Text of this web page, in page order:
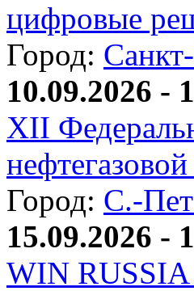
цифровые
Город:
10.09.2026 -
XII
Город: С.-
15.09.2026 -
WIN RUSSIA